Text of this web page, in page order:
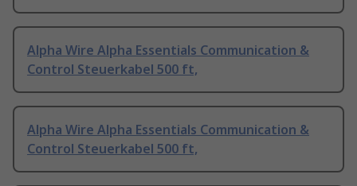
Alpha Wire Alpha Essentials Communication &
Control Steuerkabel 500 ft,
Alpha Wire Alpha Essentials Communication &
Control Steuerkabel 500 ft,